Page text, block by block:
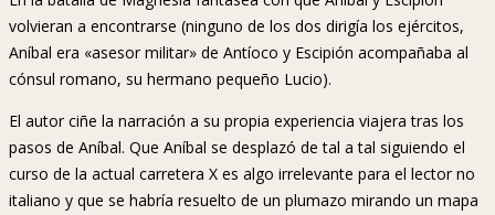
volvieran a encontrarse (ninguno de los dos dirigía los ejércitos,
Aníbal era «asesor militar» de Antíoco y Escipión acompañaba al
cónsul romano, su hermano pequeño Lucio).
El autor ciñe la narración a su propia experiencia viajera tras los
pasos de Aníbal. Que Aníbal se desplazó de tal a tal siguiendo el
curso de la actual carretera X es algo irrelevante para el lector no
italiano y que se habría resuelto de un plumazo mirando un mapa